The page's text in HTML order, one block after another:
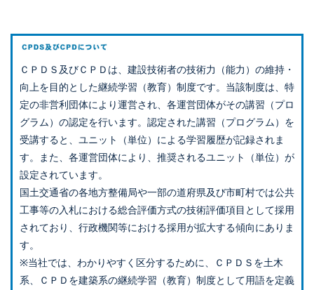
ＣＰＤＳ及びＣＰＤは、建設技術者の技術力（能力）の維持・
向上を目的とした継続学習（教育）制度です。当該制度は、特
定の非営利団体により運営され、各運営団体がその講習（プロ
グラム）の認定を行います。認定された講習（プログラム）を
受講すると、ユニット（単位）による学習履歴が記録されま
す。また、各運営団体により、推奨されるユニット（単位）が
設定されています。
国土交通省の各地方整備局や一部の道府県及び市町村では公共
工事等の入札における総合評価方式の技術評価項目として採用
されており、行政機関等における採用が拡大する傾向にありま
す。
※当社では、わかりやすく区分するために、ＣＰＤＳを土木
系、ＣＰＤを建築系の継続学習（教育）制度として用語を定義